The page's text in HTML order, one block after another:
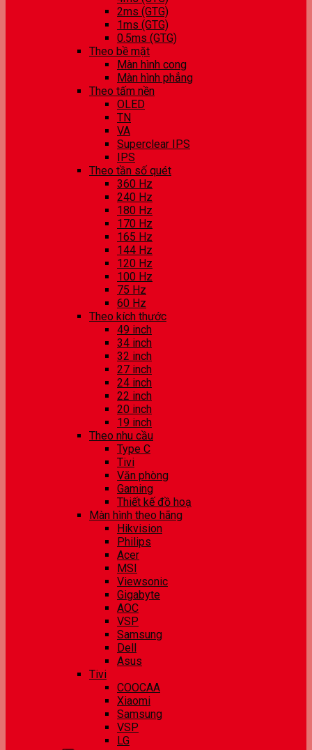
2ms (GTG)
1ms (GTG)
0.5ms (GTG)
Theo bề mặt
Màn hình cong
Màn hình phẳng
Theo tấm nền
OLED
TN
VA
Superclear IPS
IPS
Theo tần số quét
360 Hz
240 Hz
180 Hz
170 Hz
165 Hz
144 Hz
120 Hz
100 Hz
75 Hz
60 Hz
Theo kích thước
49 inch
34 inch
32 inch
27 inch
24 inch
22 inch
20 inch
19 inch
Theo nhu cầu
Type C
Tivi
Văn phòng
Gaming
Thiết kế đồ hoạ
Màn hình theo hãng
Hikvision
Philips
Acer
MSI
Viewsonic
Gigabyte
AOC
VSP
Samsung
Dell
Asus
Tivi
COOCAA
Xiaomi
Samsung
VSP
LG